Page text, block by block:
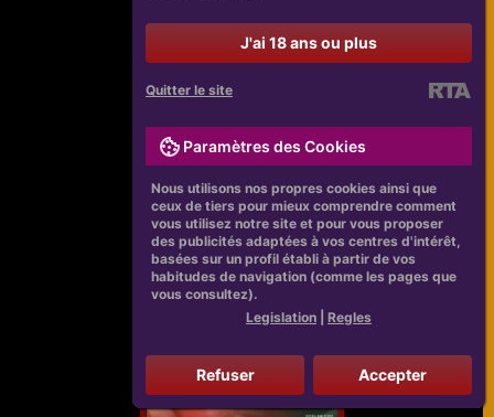
J'ai 18 ans ou plus
Quitter le site
Paramètres des Cookies
Nous utilisons nos propres cookies ainsi que
ceux de tiers pour mieux comprendre comment
vous utilisez notre site et pour vous proposer
des publicités adaptées à vos centres d'intérêt,
basées sur un profil établi à partir de vos
habitudes de navigation (comme les pages que
vous consultez).
Legislation
Regles
Refuser Accepter